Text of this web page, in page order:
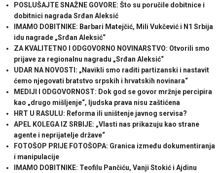
POSLUŠAJTE SNAŽNE GOVORE: Što su poručile dobitnice i
dobitnici nagrada Srđan Aleksić
IMAMO DOBITNIKE: Barbari Matejčić, Mili Vukčević i N1 Srbija
idu nagrade „Srđan Aleksić“
ZA KVALITETNO I ODGOVORNO NOVINARSTVO: Otvorili smo
prijave za regionalnu nagradu „Srđan Aleksić“
UDAR NA NOVOSTI: „Navikli smo raditi partizanski i nastavit
ćemo njegovati bratstvo srpskih i hrvatskih novinara“
MEDIJI I ODGOVORNOST: Dok god se govor mržnje percipira
kao „drugo mišljenje“, ljudska prava nisu zaštićena
HRT U RASULU: Reforma ili uništenje javnog servisa?
APEL KOLEGA IZ SRBIJE: „Vlasti nas prikazuju kao strane
agente i neprijatelje države“
FOTOŠOP PRIJE FOTOŠOPA: Granica između dokumentiranja
i manipulacije
IMAMO DOBITNIKE: Teofilu Pančiću, Vanji Stokić i Ajdinu